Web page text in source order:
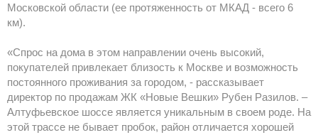
Московской области (ее протяженность от МКАД - всего 6
км).
«Спрос на дома в этом направлении очень высокий,
покупателей привлекает близость к Москве и возможность
постоянного проживания за городом, - рассказывает
директор по продажам ЖК «Новые Вешки» Рубен Разилов. –
Алтуфьевское шоссе является уникальным в своем роде. На
этой трассе не бывает пробок, район отличается хорошей